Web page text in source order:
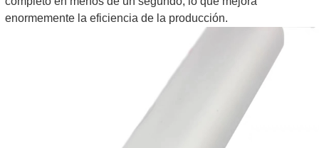
enormemente la eficiencia de la producción.